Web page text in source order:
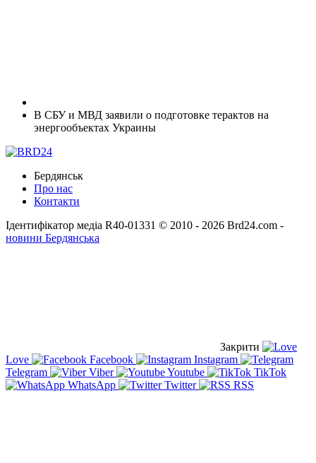
В СБУ и МВД заявили о подготовке терактов на
энергообъектах Украины
Бердянськ
Про нас
Контакти
Ідентифікатор медіа R40-01331 © 2010 - 2026 Brd24.com -
новини Бердянська
Закрити
Love
Facebook
Instagram
Telegram
Viber Youtube
TikTok
WhatsApp
Twitter RSS